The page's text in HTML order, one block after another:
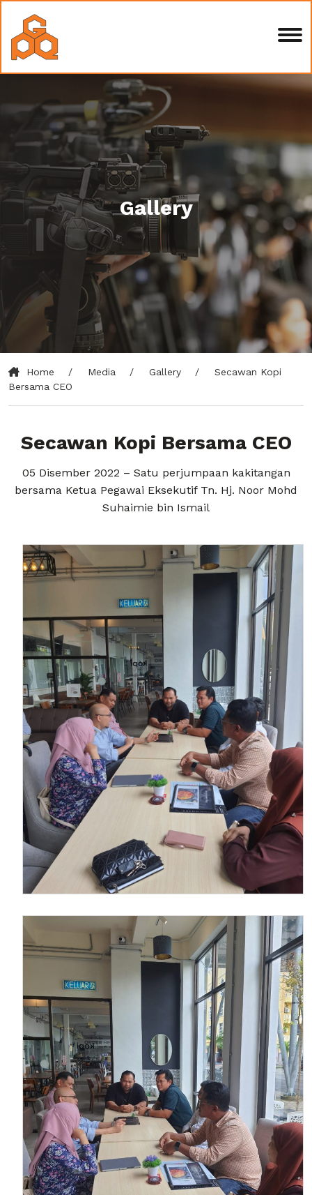
Gallery
Home Media Gallery
Secawan Kopi
Bersama CEO
Secawan Kopi Bersama CEO
05 Disember 2022 – Satu perjumpaan kakitangan
bersama Ketua Pegawai Eksekutif Tn. Hj. Noor Mohd
Suhaimie bin Ismail